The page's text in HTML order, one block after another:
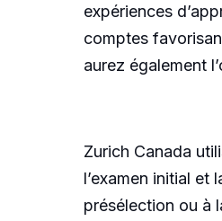
expériences
comptes
aurez également
Zurich Canada
l’examen initial
présélection ou à